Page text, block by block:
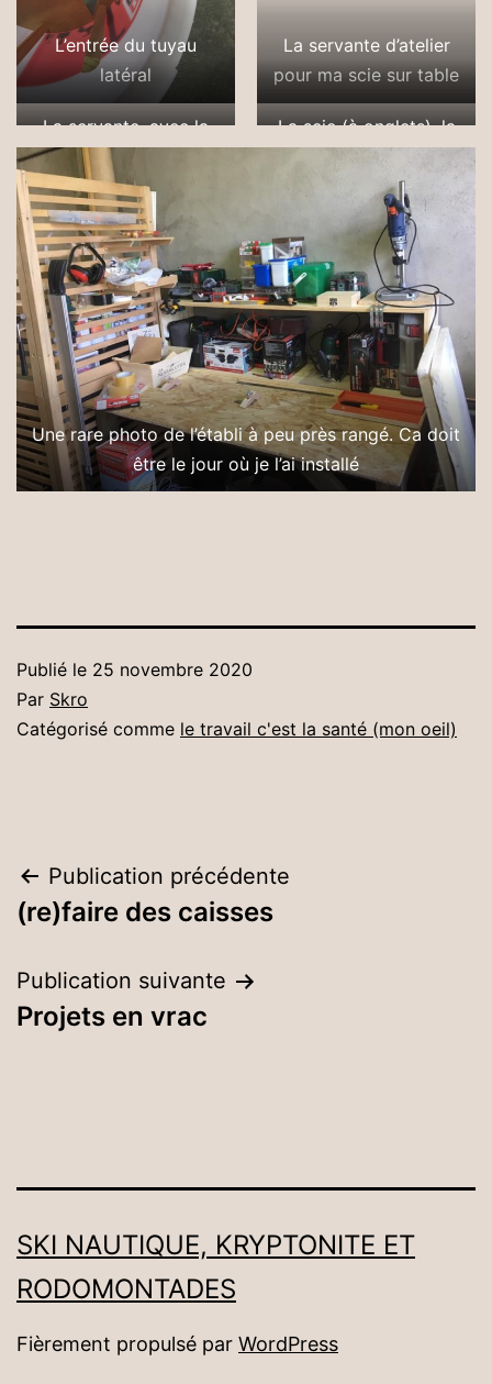
L’entrée du tuyau
latéral
La servante d’atelier
pour ma scie sur table
La servante, avec la
scie et les serre-joints
La scie (à onglets), la
Une rare photo de l’établi à peu près rangé. Ca doit
être le jour où je l’ai installé
Publié le 25 novembre 2020
Par Skro
Catégorisé comme le travail c'est la santé (mon oeil)
Navigation
de
l’article
Publication précédente
(re)faire des caisses
Publication suivante
Projets en vrac
SKI NAUTIQUE, KRYPTONITE ET
RODOMONTADES
Fièrement propulsé par WordPress